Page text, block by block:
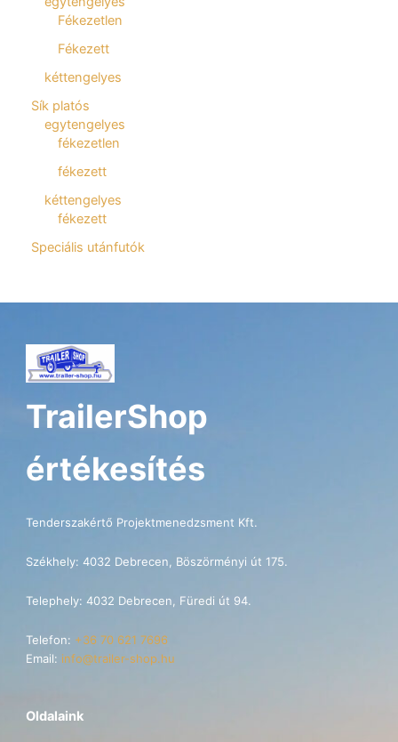
Fékezetlen
Fékezett
kéttengelyes
Sík platós
egytengelyes
fékezetlen
fékezett
kéttengelyes
fékezett
Speciális utánfutók
TrailerShop
értékesítés
Tenderszakértő Projektmenedzsment Kft.
Székhely: 4032 Debrecen, Böszörményi út 175.
Telephely: 4032 Debrecen, Füredi út 94.
Telefon: +36 70 621 7696
Email: info@trailer-shop.hu
Oldalaink